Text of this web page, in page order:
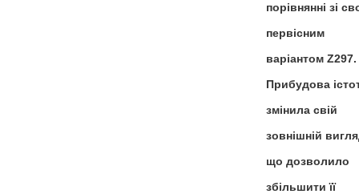
порівнянні зі
первісним
варіантом Z297.
Прибудова
змінила свій
зовнішній
що дозволило
збільшити її